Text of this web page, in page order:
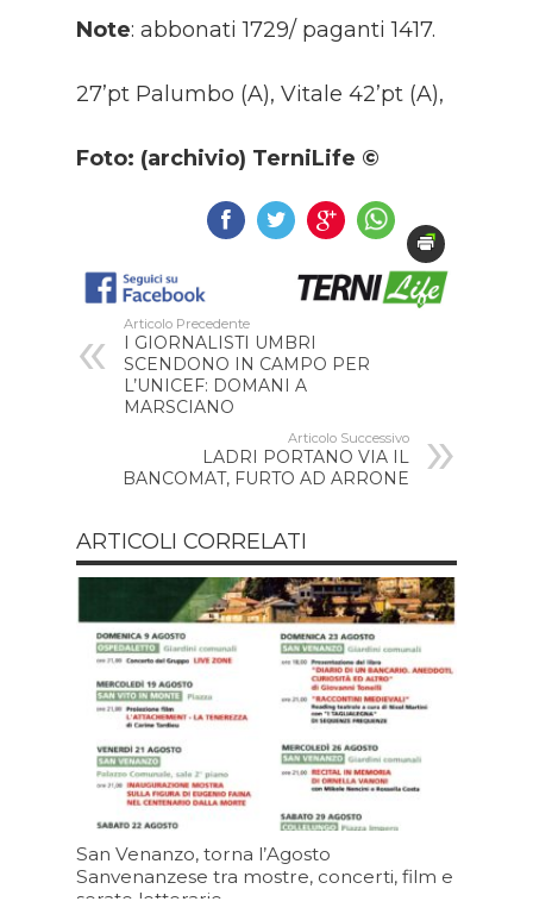
Note: abbonati 1729/ paganti 1417.
27’pt Palumbo (A), Vitale 42’pt (A),
Foto: (archivio) TerniLife ©
Articolo Precedente
I GIORNALISTI UMBRI
SCENDONO IN CAMPO PER
L’UNICEF: DOMANI A
MARSCIANO
Articolo Successivo
LADRI PORTANO VIA IL
BANCOMAT, FURTO AD ARRONE
ARTICOLI CORRELATI
San Venanzo, torna l’Agosto
Sanvenanzese tra mostre, concerti, film e
serate letterarie